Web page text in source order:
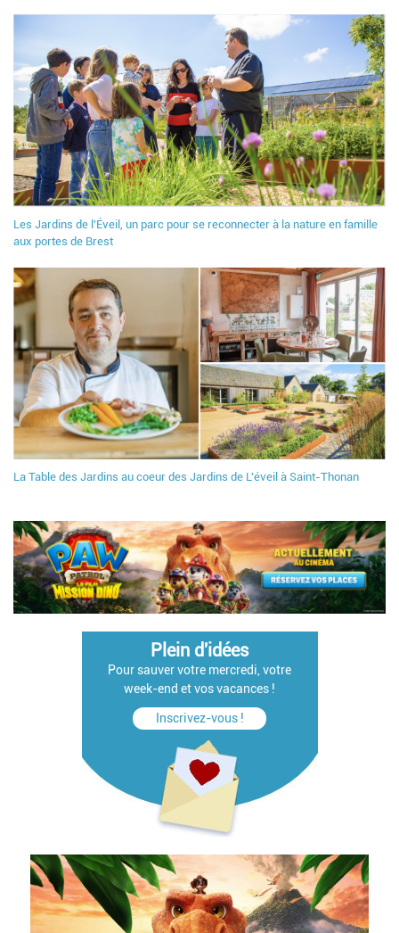
Les Jardins de l'Éveil, un parc pour se reconnecter à la nature en famille
aux portes de Brest
La Table des Jardins au coeur des Jardins de L'éveil à Saint-Thonan
Plein d'idées
Pour sauver votre mercredi, votre
week-end et vos vacances !
Inscrivez-vous !